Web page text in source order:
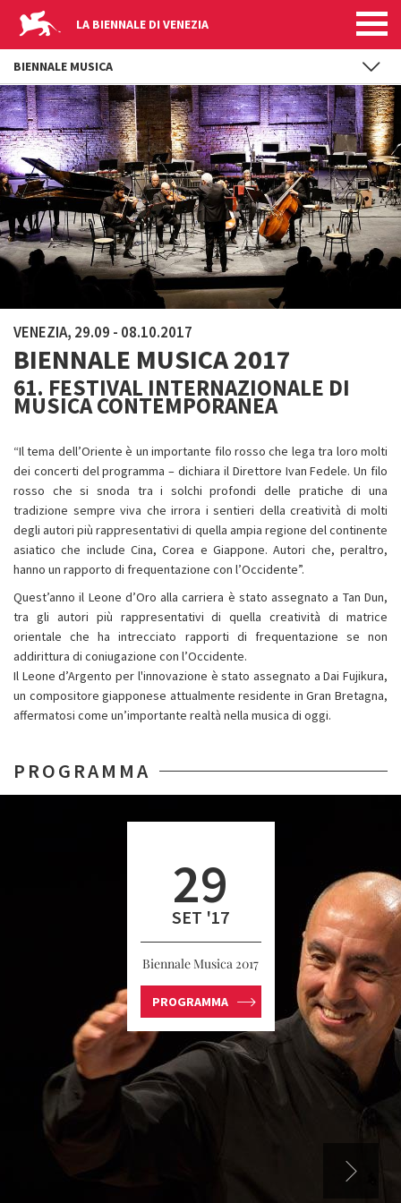
Salta al contenuto principale
LA BIENNALE DI VENEZIA
VENEZIA, 29.09 - 08.10.2017
BIENNALE MUSICA 2017
61. FESTIVAL INTERNAZIONALE DI
MUSICA CONTEMPORANEA
“Il tema dell’Oriente è un importante filo rosso che lega tra loro molti
dei concerti del programma – dichiara il Direttore Ivan Fedele. Un filo
rosso che si snoda tra i solchi profondi delle pratiche di una
tradizione sempre viva che irrora i sentieri della creatività di molti
degli autori più rappresentativi di quella ampia regione del continente
asiatico che include Cina, Corea e Giappone. Autori che, peraltro,
hanno un rapporto di frequentazione con l’Occidente”.
Quest’anno il Leone d’Oro alla carriera è stato assegnato a Tan Dun,
tra gli autori più rappresentativi di quella creatività di matrice
orientale che ha intrecciato rapporti di frequentazione se non
addirittura di coniugazione con l’Occidente.
Il Leone d’Argento per l'innovazione è stato assegnato a Dai Fujikura,
un compositore giapponese attualmente residente in Gran Bretagna,
affermatosi come un’importante realtà nella musica di oggi.
PROGRAMMA
29
SET '17
Biennale Musica 2017
PROGRAMMA
BIENNALE MUSICA